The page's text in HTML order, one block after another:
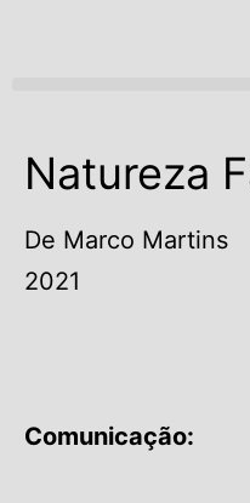
Natureza
De Marco Martins
2021
Comunicação: